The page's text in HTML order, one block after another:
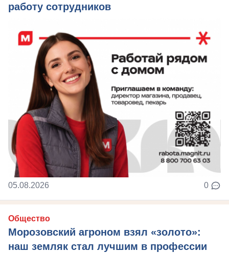
работу сотрудников
05.08.2026 0
Общество
Морозовский агроном взял «золото»:
наш земляк стал лучшим в профессии